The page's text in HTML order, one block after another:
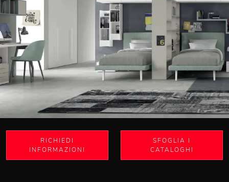
RICHIEDI
INFORMAZIONI
SFOGLIA I
CATALOGHI